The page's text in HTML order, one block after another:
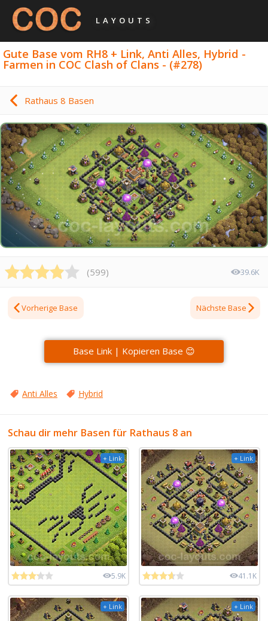
LAYOUTS
Gute Base vom RH8 + Link, Anti Alles, Hybrid -
Farmen in COC Clash of Clans - (#278)
Rathaus 8 Basen
(599) 39.6K
Vorherige Base Nächste Base
Base Link | Kopieren Base 😊
Anti Alles Hybrid
Schau dir mehr Basen für Rathaus 8 an
+ Link
5.9K
+ Link
41.1K
+ Link + Link